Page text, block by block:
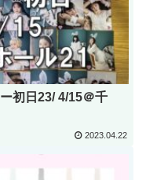
初日23/ 4/15＠千
2023.04.22